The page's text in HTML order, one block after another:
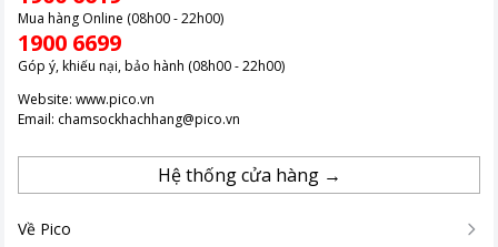
Mua hàng Online (08h00 - 22h00)
1900 6699
Góp ý, khiếu nại, bảo hành (08h00 - 22h00)
Website: www.pico.vn
Email: chamsockhachhang@pico.vn
Hệ thống cửa hàng →
Về Pico